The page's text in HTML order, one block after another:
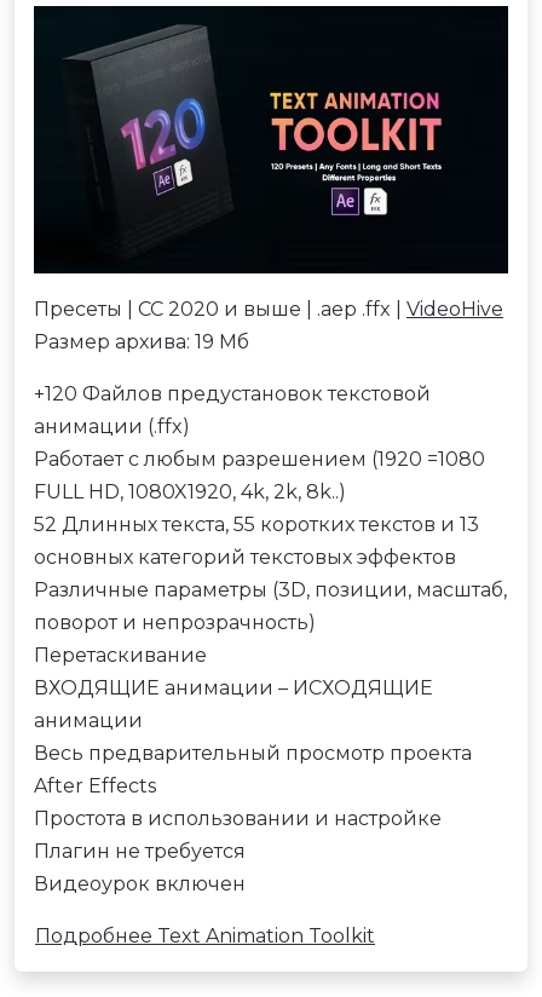
Пресеты | CC 2020 и выше | .aep .ffx | VideoHive
Размер архива: 19 Мб
+120 Файлов предустановок текстовой
анимации (.ffx)
Работает с любым разрешением (1920 =1080
FULL HD, 1080X1920, 4k, 2k, 8k..)
52 Длинных текста, 55 коротких текстов и 13
основных категорий текстовых эффектов
Различные параметры (3D, позиции, масштаб,
поворот и непрозрачность)
Перетаскивание
ВХОДЯЩИЕ анимации – ИСХОДЯЩИЕ
анимации
Весь предварительный просмотр проекта
After Effects
Простота в использовании и настройке
Плагин не требуется
Видеоурок включен
Подробнее Text Animation Toolkit